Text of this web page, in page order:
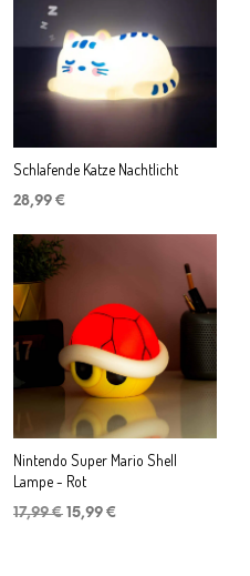
Schlafende Katze Nachtlicht
28,99 €
Nintendo Super Mario Shell
Lampe - Rot
17,99€ Ursprünglicher
15,99 €